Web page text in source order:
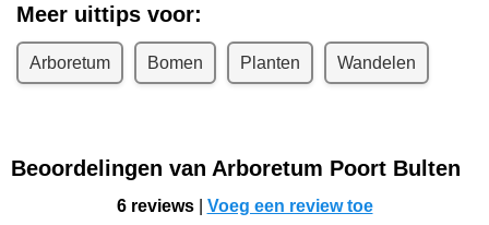
Meer uittips voor:
Arboretum Bomen Planten Wandelen
Beoordelingen van Arboretum Poort Bulten
6 reviews| Voeg een review toe